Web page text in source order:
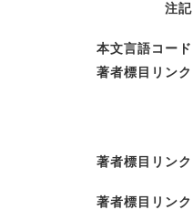
注記
本文言語コード
著者標目リンク
著者標目リンク
著者標目リンク